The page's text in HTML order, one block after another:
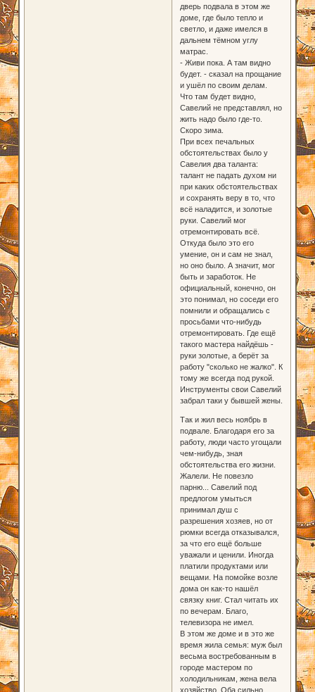
дверь подвала в этом же
доме, где было тепло и
светло, и даже имелся в
дальнем тёмном углу
матрас.
- Живи пока. А там видно
будет. - сказал на прощание
и ушёл по своим делам.
Что там будет видно,
Савелий не представлял, но
жить надо было где-то.
Скоро зима.
При всех печальных
обстоятельствах было у
Савелия два таланта:
талант не падать духом ни
при каких обстоятельствах
и сохранять веру в то, что
всё наладится, и золотые
руки. Савелий мог
отремонтировать всё.
Откуда было это его
умение, он и сам не знал,
но оно было. А значит, мог
быть и заработок. Не
официальный, конечно, он
это понимал, но соседи его
помнили и обращались с
просьбами что-нибудь
отремонтировать. Где ещё
такого мастера найдёшь -
руки золотые, а берёт за
работу "сколько не жалко". К
тому же всегда под рукой.
Инструменты свои Савелий
забрал таки у бывшей жены.
Так и жил весь ноябрь в
подвале. Благодаря его за
работу, люди часто угощали
чем-нибудь, зная
обстоятельства его жизни.
Жалели. Не повезло
парню... Савелий под
предлогом умыться
принимал душ с
разрешения хозяев, но от
рюмки всегда отказывался,
за что его ещё больше
уважали и ценили. Иногда
платили продуктами или
вещами. На помойке возле
дома он как-то нашёл
связку книг. Стал читать их
по вечерам. Благо,
телевизора не имел.
В этом же доме и в это же
время жила семья: муж был
весьма востребованным в
городе мастером по
холодильникам, жена вела
хозяйство. Оба сильно